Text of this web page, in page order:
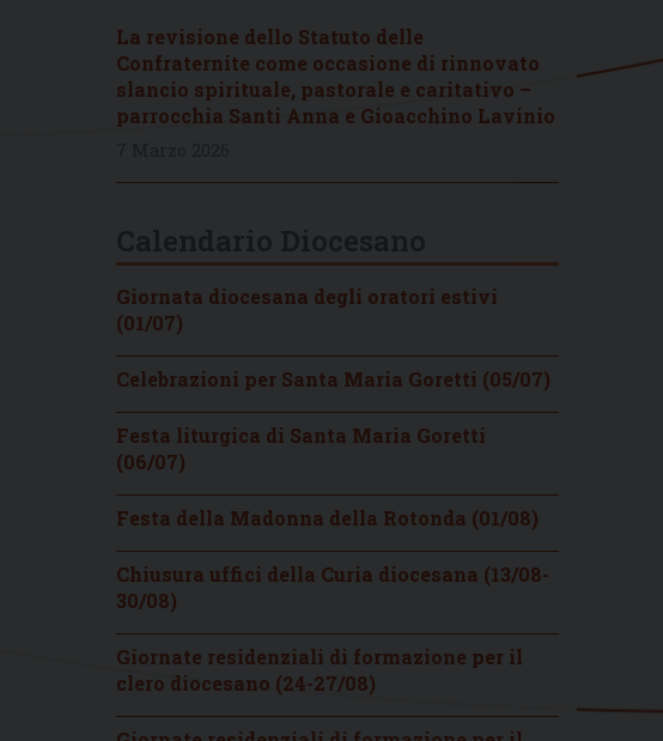
La revisione dello Statuto delle
Confraternite come occasione di rinnovato
slancio spirituale, pastorale e caritativo –
parrocchia Santi Anna e Gioacchino Lavinio
Giornata diocesana degli oratori estivi
(01/07)
Celebrazioni per Santa Maria Goretti (05/07)
Festa liturgica di Santa Maria Goretti
(06/07)
Festa della Madonna della Rotonda (01/08)
Chiusura uffici della Curia diocesana (13/08-
30/08)
Giornate residenziali di formazione per il
clero diocesano (24-27/08)